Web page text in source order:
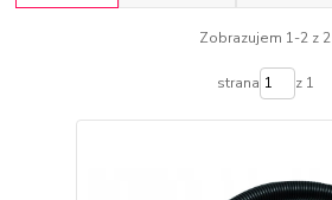
Zobrazujem 1-2 z 2
strana z 1